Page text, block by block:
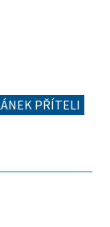
PŘÍTELI